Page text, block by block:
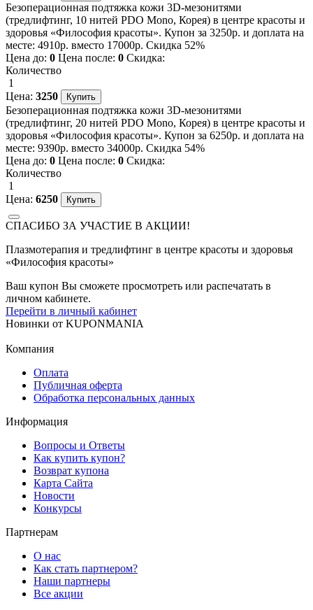
Безоперационная подтяжка кожи 3D-мезонитями
(тредлифтинг, 10 нитей PDO Mono, Корея) в центре красоты и
здоровья «Философия красоты». Купон за 3250р. и доплата на
месте: 4910р. вместо 17000р. Скидка 52%
Цена до: 0 Цена после: 0 Скидка:
Количество
1
Цена: 3250
Безоперационная подтяжка кожи 3D-мезонитями
(тредлифтинг, 20 нитей PDO Mono, Корея) в центре красоты и
здоровья «Философия красоты». Купон за 6250р. и доплата на
месте: 9390р. вместо 34000р. Скидка 54%
Цена до: 0 Цена после: 0 Скидка:
Количество
1
Цена: 6250
СПАСИБО ЗА УЧАСТИЕ В АКЦИИ!
Плазмотерапия и тредлифтинг в центре красоты и здоровья
«Философия красоты»
Ваш купон Вы сможете просмотреть или распечатать в
личном кабинете.
Перейти в личный кабинет
Новинки от KUPONMANIA
Компания
Оплата
Публичная оферта
Обработка персональных данных
Информация
Вопросы и Ответы
Как купить купон?
Возврат купона
Карта Сайта
Новости
Конкурсы
Партнерам
О нас
Как стать партнером?
Наши партнеры
Все акции